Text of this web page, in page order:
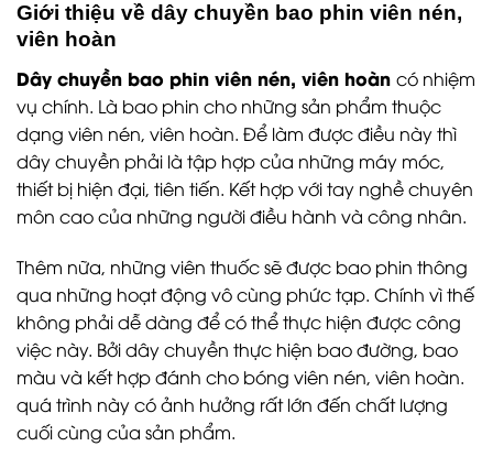
Giới thiệu về dây chuyền bao phin viên nén,
viên hoàn
Dây chuyền bao phin viên nén, viên hoàn có nhiệm
vụ chính. Là bao phin cho những sản phẩm thuộc
dạng viên nén, viên hoàn. Để làm được điều này thì
dây chuyền phải là tập hợp của những máy móc,
thiết bị hiện đại, tiên tiến. Kết hợp với tay nghề chuyên
môn cao của những người điều hành và công nhân.
Thêm nữa, những viên thuốc sẽ được bao phin thông
qua những hoạt động vô cùng phức tạp. Chính vì thế
không phải dễ dàng để có thể thực hiện được công
việc này. Bởi dây chuyền thực hiện bao đường, bao
màu và kết hợp đánh cho bóng viên nén, viên hoàn.
quá trình này có ảnh hưởng rất lớn đến chất lượng
cuối cùng của sản phẩm.